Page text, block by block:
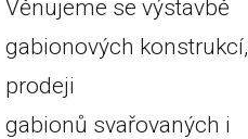
Věnujeme se výstavbě
gabionových konstrukcí,
prodeji
gabionů svařovaných i